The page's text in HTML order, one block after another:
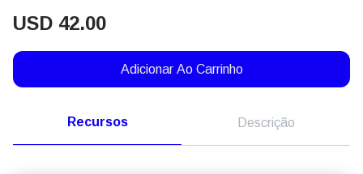
USD 42.00
Adicionar Ao Carrinho
Recursos Descrição